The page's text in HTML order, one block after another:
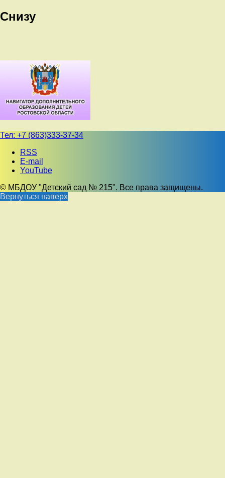
Снизу
Тел: +7 (863)333-37-34
RSS
E-mail
YouTube
© МБДОУ "Детский сад № 215". Все права защищены.
Вернуться наверх